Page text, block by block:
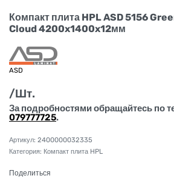
Компакт плита HPL ASD 5156
Cloud 4200x1400x12мм
ASD
/Шт.
За подробностями обращайтесь по
079777725.
2400000032335
Категория: Компакт плита HPL
Поделиться